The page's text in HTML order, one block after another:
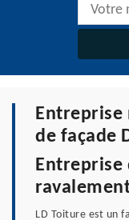
Entreprise
de façade
Entreprise
LD Toiture est un